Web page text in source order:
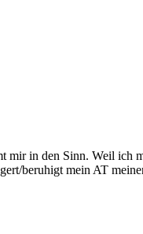
mir in den Sinn. Weil ich
beruhigt mein AT